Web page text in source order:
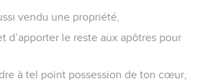
vendu une propriété,
le reste aux apôtres pour
à tel point possession de ton cœur,